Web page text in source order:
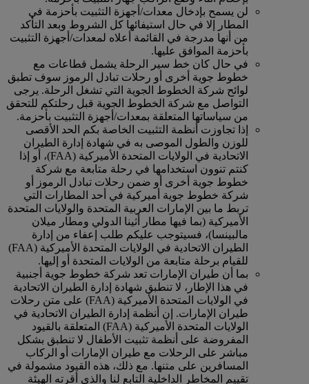
لن يسمح بإدخال معدات/أجهزة التثبيت بأحزمة في
المطار إلا في حال استيفائها كل الشروط وبعد التأكد
من أنها مدرجة في القائمة أعلاه لمعدات/أجهزة التثبيت
بأحزمة الموافق عليها.
في حال كان خط سير الرحلة يشمل قطاعات مع
خطوط جوية أخرى أو رحلات تبادل الرموز سوف تطبق
لوائح شركة الخطوط الجوية التي تشغل الرحلة. يرجى
التواصل مع شركة الخطوط الجوية قبل رحلتكم للتحقق
من سياساتها المتعلقة بمعدات/أجهزة التثبيت بأحزمة.
إذا تجاوزت أنظمة التثبيت الخاصة بكم الحد الأقصى
للوزن والطول الموصى به في شهادة إدارة الطيران
الاتحادية في الولايات المتحدة الأميركية (FAA)، أو إذا
كنتم تنوون استخدامها في رحلة متابعة مع شركة
خطوط جوية أخرى أو ضمن رحلات تبادل الرموز أو
شركة خطوط جوية أميركية في أحد المطارات التي
تربط ما بين الإمارات العربية المتحدة والولايات المتحدة
الأميركية (بما فيها مطار أثينا الدولي ومطار ميلان
مالبينسا)، فسيتوجب عليكم طلب إعفاء من إدارة
الطيران الاتحادية في الولايات المتحدة الأميركية (FAA)
للقيام برحلة متابعة من الولايات المتحدة أو إليها.
بما أن طيران الإمارات تعد شركة خطوط جوية أجنبية
في هذا الإطار، لا تنطبق شهادة إدارة الطيران الاتحادية
في الولايات المتحدة الأميركية (FAA) على متن رحلات
طيران الإمارات. إن أنظمة إدارة الطيران الاتحادية في
الولايات المتحدة الأميركية (FAA) المتعلقة بالقيود
المفروضة على أنظمة تثبيت الأطفال لا تنطبق بشكل
مباشر على الرحلات مع طيران الإمارات أو الركاب
المسافرين على متنها. مع ذلك، هذه القيود مشمولة في
تقييم المخاطر الداخلية التابع لنا والذي أقرته الهيئة